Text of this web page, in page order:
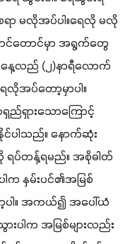
ရာ မလိုအပ်ပါ။ရေလို မလို
င်တောင်မှာ အရွက်တွေ
နေ့လည် (၂)နာရီလောက်
အပ်တော့မှာပါ။
ည်ရှားသောကြောင့်
ပါသည်။ နောက်ဆုံး
ရပ်တန့်ရမည်။ အစိုဓါတ်
ါက နှမ်းပင်၏အမြစ်
ာ့ပါ။ အကယ်၍ အပေါ်ယံ
ပါက အမြစ်များလည်း